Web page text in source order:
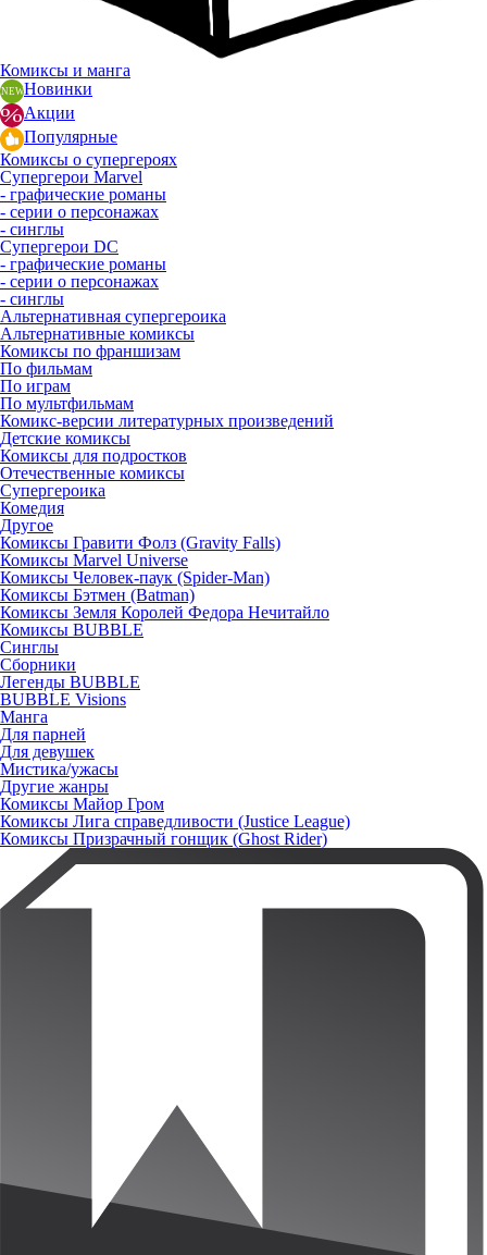
Комиксы и манга
Новинки
Акции
Популярные
Комиксы о супергероях
Супергерои Marvel
- графические романы
- серии о персонажах
- синглы
Супергерои DC
- графические романы
- серии о персонажах
- синглы
Альтернативная супергероика
Альтернативные комиксы
Комиксы по франшизам
По фильмам
По играм
По мультфильмам
Комикс-версии литературных произведений
Детские комиксы
Комиксы для подростков
Отечественные комиксы
Супергероика
Комедия
Другое
Комиксы Гравити Фолз (Gravity Falls)
Комиксы Marvel Universe
Комиксы Человек-паук (Spider-Man)
Комиксы Бэтмен (Batman)
Комиксы Земля Королей Федора Нечитайло
Комиксы BUBBLE
Синглы
Сборники
Легенды BUBBLE
BUBBLE Visions
Манга
Для парней
Для девушек
Мистика/ужасы
Другие жанры
Комиксы Майор Гром
Комиксы Лига справедливости (Justice League)
Комиксы Призрачный гонщик (Ghost Rider)